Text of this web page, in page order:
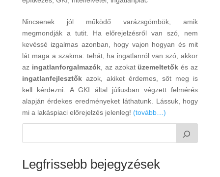
Nincsenek jól működő varázsgömbök, amik
megmondják a tutit. Ha előrejelzésről van szó, nem
kevéssé izgalmas azonban, hogy vajon hogyan és mit
lát maga a szakma: tehát, ha ingatlanról van szó, akkor
az ingatlanforgalmazók, az azokatüzemeltetők és az
ingatlanfejlesztőkazok, akiket érdemes, sőt meg is
kell kérdezni. A GKI által júliusban végzett felmérés
alapján érdekes eredményeket láthatunk. Lássuk, hogy
mi a lakáspiaci előrejelzés jelenleg! (tovább…)
Legfrissebb bejegyzések